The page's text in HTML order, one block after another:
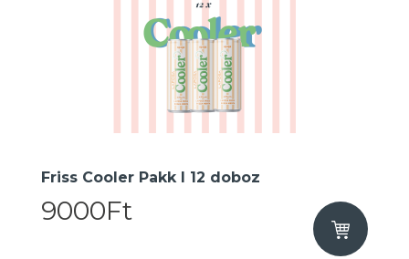
Friss Cooler Pakk I 12 doboz
9000Ft